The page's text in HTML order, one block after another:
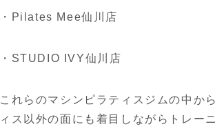
・Pilates Mee仙川店
・STUDIO IVY仙川店
これらのマシンピラティスジムの中か
ィス以外の面にも着目しながらトレー